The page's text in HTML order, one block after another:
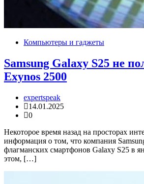
Компьютеры и гаджеты
Samsung Galaxy S25 не
Exynos 2500
expertspeak
14.01.2025
0
Некоторое время назад на просторах
информация о том, что компания
флагманских смартфонов Galaxy S25 в
этом, […]